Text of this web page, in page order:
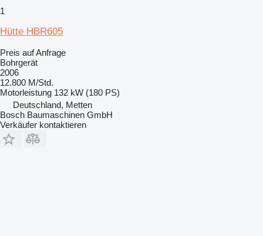
1
Hütte HBR605
Preis auf Anfrage
Bohrgerät
2006
12.800 M/Std.
Motorleistung 132 kW (180 PS)
Deutschland, Metten
Bosch Baumaschinen GmbH
Verkäufer kontaktieren